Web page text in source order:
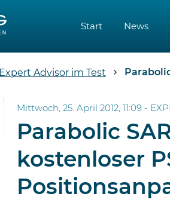
Start News
Expert Advisor im Test Parabolic
Mittwoch, 25. April 2012, 11:09 -
Parabolic
kostenloser